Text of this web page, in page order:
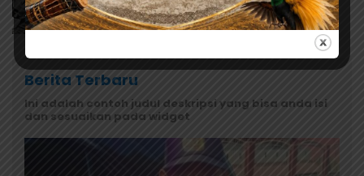
Berita Terbaru
Ini adalah contoh judul deskripsi yang bisa anda isi
dan sesuaikan pada widget